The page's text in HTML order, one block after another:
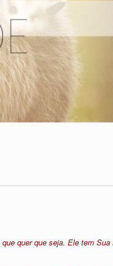
quer que seja. Ele tem